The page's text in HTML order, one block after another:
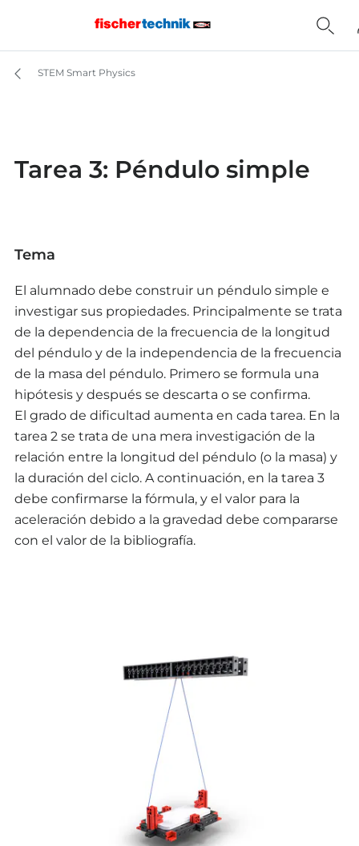
STEM Smart Physics
Tarea 3: Péndulo simple
Tema
El alumnado debe construir un péndulo simple e
investigar sus propiedades. Principalmente se trata
de la dependencia de la frecuencia de la longitud
del péndulo y de la independencia de la frecuencia
de la masa del péndulo. Primero se formula una
hipótesis y después se descarta o se confirma.
El grado de dificultad aumenta en cada tarea. En la
tarea 2 se trata de una mera investigación de la
relación entre la longitud del péndulo (o la masa) y
la duración del ciclo. A continuación, en la tarea 3
debe confirmarse la fórmula, y el valor para la
aceleración debido a la gravedad debe compararse
con el valor de la bibliografía.